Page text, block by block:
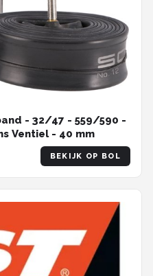
- 32/47 - 559/590 -
Ventiel - 40 mm
BEKIJK OP BOL